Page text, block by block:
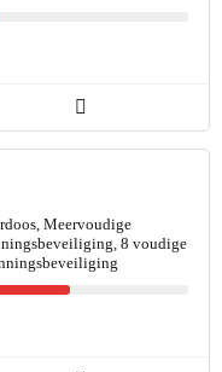
Meervoudige
8 voudige